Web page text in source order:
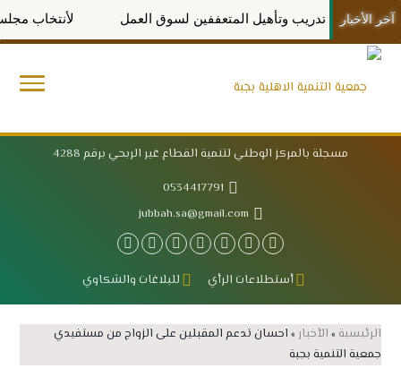
آخر الأخبارتدريب وتأهيل المتعففين لسوق العمل لأنتخاب مجلس
مسجلة بالمركز الوطني لتنمية القطاع غير الربحي برقم 4288
0534417791
jubbah.sa@gmail.com
أستطلاعات الرأي للبلاغات والشكاوي
الرئيسية » الأخبار » احسان تدعم المقبلين على الزواج من مستفيدي
جمعية التنمية بجبة